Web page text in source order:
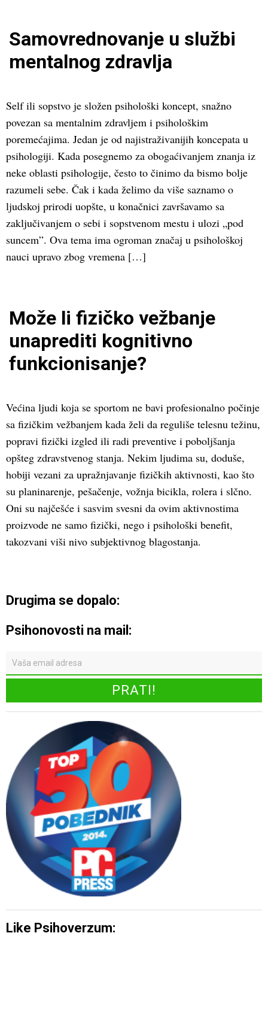
Samovrednovanje u službi
mentalnog zdravlja
Self ili sopstvo je složen psihološki koncept, snažno
povezan sa mentalnim zdravljem i psihološkim
poremećajima. Jedan je od najistraživanijih koncepata u
psihologiji. Kada posegnemo za obogaćivanjem znanja iz
neke oblasti psihologije, često to činimo da bismo bolje
razumeli sebe. Čak i kada želimo da više saznamo o
ljudskoj prirodi uopšte, u konačnici završavamo sa
zaključivanjem o sebi i sopstvenom mestu i ulozi „pod
suncem”. Ova tema ima ogroman značaj u psihološkoj
nauci upravo zbog vremena […]
Može li fizičko vežbanje
unaprediti kognitivno
funkcionisanje?
Većina ljudi koja se sportom ne bavi profesionalno počinje
sa fizičkim vežbanjem kada želi da reguliše telesnu težinu,
popravi fizički izgled ili radi preventive i poboljšanja
opšteg zdravstvenog stanja. Nekim ljudima su, doduše,
hobiji vezani za upražnjavanje fizičkih aktivnosti, kao što
su planinarenje, pešačenje, vožnja bicikla, rolera i slčno.
Oni su najčešće i sasvim svesni da ovim aktivnostima
proizvode ne samo fizički, nego i psihološki benefit,
takozvani viši nivo subjektivnog blagostanja.
Drugima se dopalo:
Psihonovosti na mail:
Like Psihoverzum: